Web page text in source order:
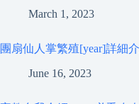
March 1, 2023
團扇仙人掌繁殖[year]詳細
June 16, 2023